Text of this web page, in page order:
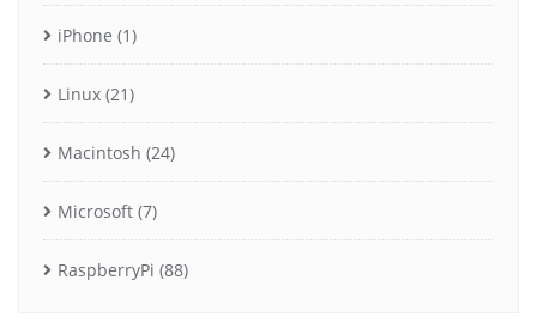
iPhone (1)
Linux (21)
Macintosh (24)
Microsoft (7)
RaspberryPi (88)